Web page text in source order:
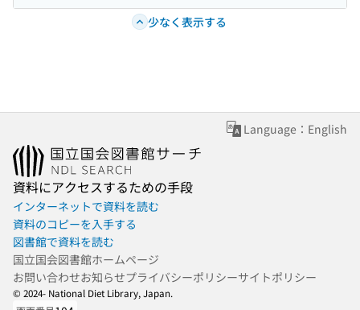
少なく表示する
Language：English
資料にアクセスするための手段
インターネットで資料を読む
資料のコピーを入手する
図書館で資料を読む
国立国会図書館ホームページ
お問い合わせお知らせプライバシーポリシーサイトポリシー
© 2024- National Diet Library, Japan.